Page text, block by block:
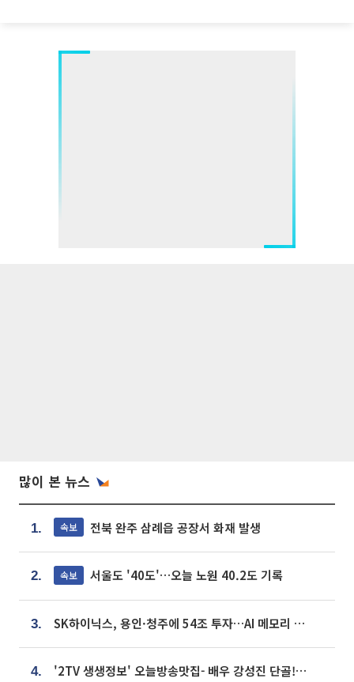
많이 본 뉴스
1. 속보 전북 완주 삼례읍 공장서 화재 발생
2. 속보 서울도 '40도'…오늘 노원 40.2도 기록
3. SK하이닉스, 용인·청주에 54조 투자…AI 메모리 생산기지 키운다
4. '2TV 생생정보' 오늘방송맛집- 배우 강성진 단골! 쌀국수ㆍ푸팟퐁 커리 맛집 '블○○○'